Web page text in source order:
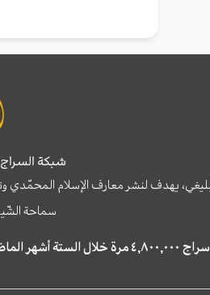
شبكة السراج
يهدف لنشر معارف الإسلام
سماحة
البحث٢٢,٢٩٠,٠٠٠ مرّة.